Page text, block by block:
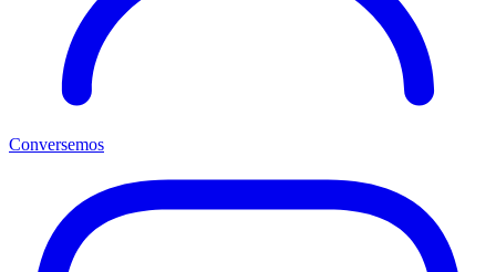
Conversemos